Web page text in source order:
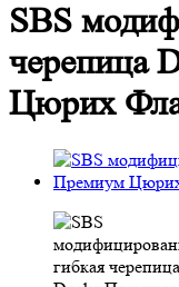
SBS
черепица
Цюрих